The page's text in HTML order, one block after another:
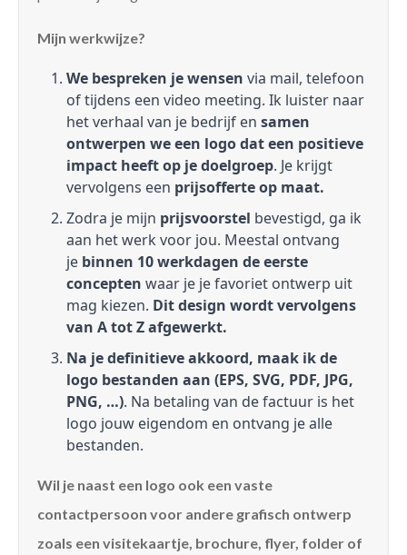
Mijn werkwijze?
We bespreken je wensen via mail, telefoon
of tijdens een video meeting. Ik luister naar
het verhaal van je bedrijf en samen
ontwerpen we een logo dat een positieve
impact heeft op je doelgroep. Je krijgt
vervolgens een prijsofferte op maat.
Zodra je mijn prijsvoorstel bevestigd, ga ik
aan het werk voor jou. Meestal ontvang
je binnen 10 werkdagen de eerste
concepten waar je je favoriet ontwerp uit
mag kiezen. Dit design wordt vervolgens
van A tot Z afgewerkt.
Na je definitieve akkoord, maak ik de
logo bestanden aan (EPS, SVG, PDF, JPG,
PNG, …). Na betaling van de factuur is het
logo jouw eigendom en ontvang je alle
bestanden.
Wil je naast een logo ook een vaste
contactpersoon voor andere grafisch ontwerp
zoals een visitekaartje, brochure, flyer, folder of